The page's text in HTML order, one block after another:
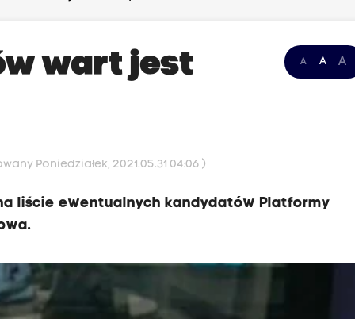
A A A
wart jest
Poniedziałek, 2021.05.31 04:06 )
liście ewentualnych kandydatów Platformy